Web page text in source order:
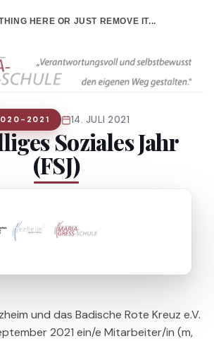
HERE OR JUST REMOVE IT...
2021 14. JULI 2021
Soziales Jahr
(FSJ)
und das Badische Rote Kreuz e.V.
2021 ein/e Mitarbeiter/in (m,